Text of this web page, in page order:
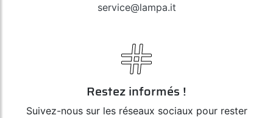
service@lampa.it
Restez informés !
Suivez-nous sur les réseaux sociaux pour rester